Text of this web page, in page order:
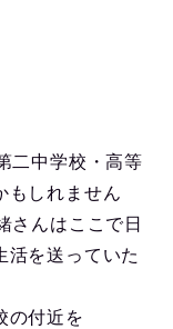
二中学校・高等
もしれません
さんはここで日
活を送っていた
の付近を